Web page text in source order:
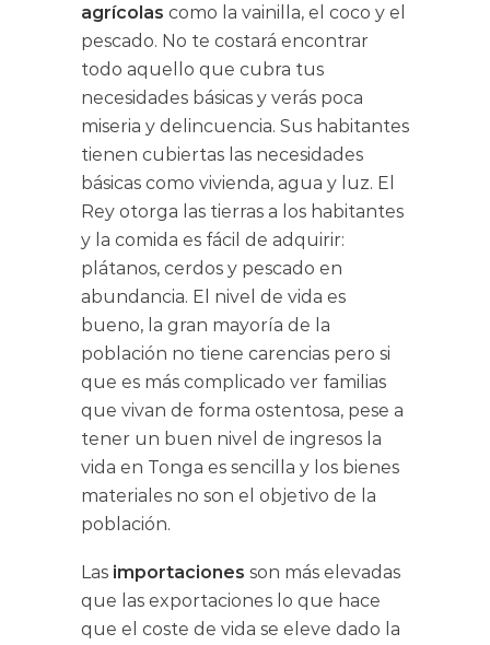
agrícolas como la vainilla, el coco y el
pescado. No te costará encontrar
todo aquello que cubra tus
necesidades básicas y verás poca
miseria y delincuencia. Sus habitantes
tienen cubiertas las necesidades
básicas como vivienda, agua y luz. El
Rey otorga las tierras a los habitantes
y la comida es fácil de adquirir:
plátanos, cerdos y pescado en
abundancia. El nivel de vida es
bueno, la gran mayoría de la
población no tiene carencias pero si
que es más complicado ver familias
que vivan de forma ostentosa, pese a
tener un buen nivel de ingresos la
vida en Tonga es sencilla y los bienes
materiales no son el objetivo de la
población.
Las importaciones son más elevadas
que las exportaciones lo que hace
que el coste de vida se eleve dado la